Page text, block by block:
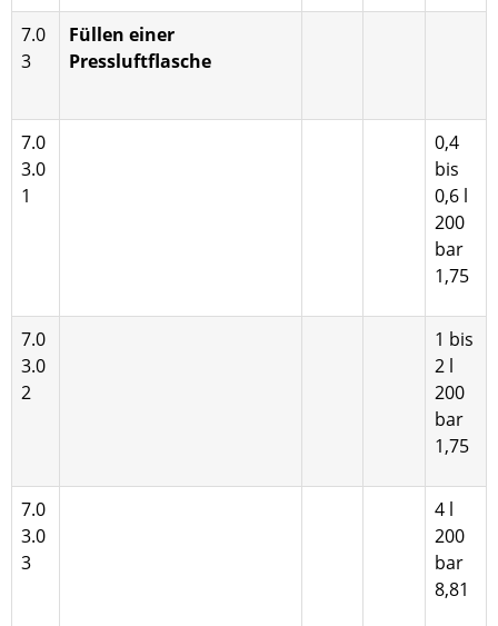
7.0
3
Füllen einer
Pressluftflasche
7.0
3.0
1
0,4
bis
0,6 l
200
bar
1,75
7.0
3.0
2
1 bis
2 l
200
bar
1,75
7.0
3.0
3
4 l
200
bar
8,81